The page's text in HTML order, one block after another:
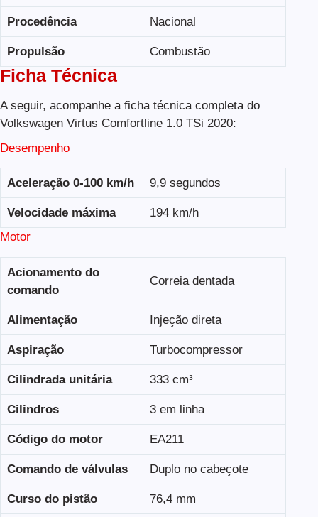
Procedência Nacional
Propulsão Combustão
Ficha Técnica
A seguir, acompanhe a ficha técnica completa do
Volkswagen Virtus Comfortline 1.0 TSi 2020:
Desempenho
Aceleração 0-100 km/h 9,9 segundos
Velocidade máxima
194 km/h
Motor
Acionamento do
comando
Correia dentada
Alimentação Injeção direta
Aspiração Turbocompressor
Cilindrada unitária 333 cm³
Cilindros 3 em linha
Código do motor EA211
Comando de válvulas Duplo no cabeçote
Curso do pistão 76,4 mm